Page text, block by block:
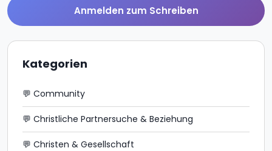
Anmelden zum Schreiben
Kategorien
💬 Community
💬 Christliche Partnersuche & Beziehung
💬 Christen & Gesellschaft